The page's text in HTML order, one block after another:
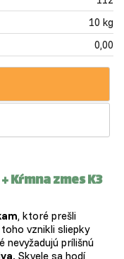
10 kg
0,00
Kŕmna zmes K3
, ktoré prešli
toho vznikli sliepky
nevyžadujú prílišnú
. Skvele sa hodí